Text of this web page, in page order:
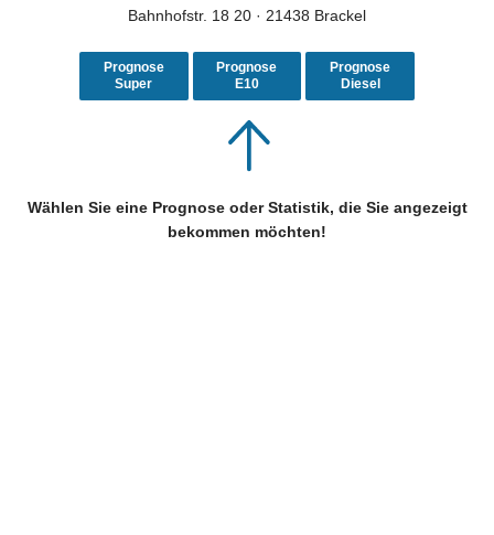
Bahnhofstr. 18 20 · 21438 Brackel
Prognose
Super
Prognose
E10
Prognose
Diesel
Wählen Sie eine Prognose oder Statistik, die Sie angezeigt
bekommen möchten!